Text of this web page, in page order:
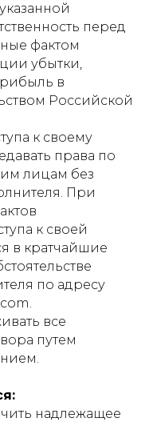
перед
фактом
убытки,
в
Российской
к своему
права по
лицам без
При
к своей
в кратчайшие
по адресу
все
путем
надлежащее